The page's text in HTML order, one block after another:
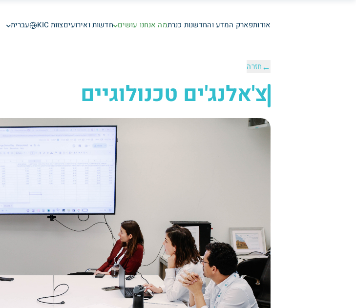
אודותפארק המדע והחדשנות כנרתמה אנחנו עושים חדשות ואירועיםצוות KIC עברית
←חזרה
צ'אלנג'ים טכנולוגיים